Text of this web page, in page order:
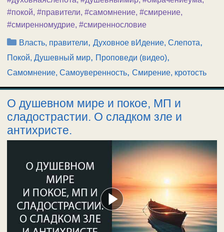
#покой, #правители, #самомнение, #смирение,
#смиренномудрие, #смиреннословие
Рубрики
Власть, правители,Духовное вИдение, Слепота,
Покой, Душевный мир, Проповеди (видео),
Самомнение, Самоуверенность, Смирение, кротость
О душевном мире и покое, МП и
сладострастии. О сладком зле и
антихристе.